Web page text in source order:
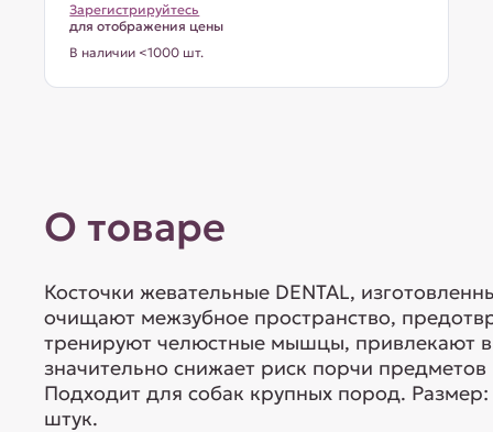
Зарегистрируйтесь
для отображения цены
В наличии <1000 шт.
О товаре
Косточки жевательные DENTAL,
очищают межзубное пространство,
тренируют челюстные мышцы, привлекают
значительно снижает риск порчи
Подходит для собак крупных пород. Размер:
штук.